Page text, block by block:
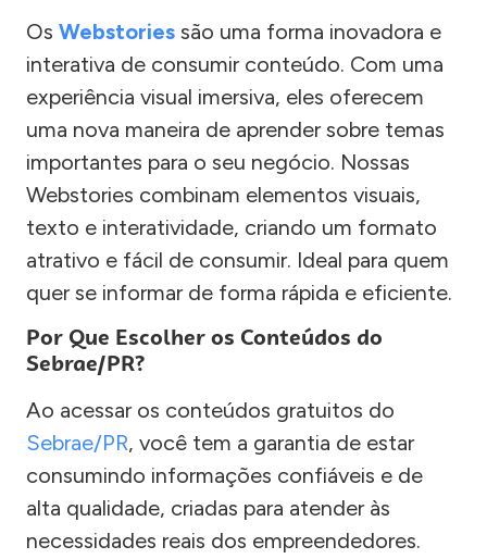
Os Webstories são uma forma inovadora e
interativa de consumir conteúdo. Com uma
experiência visual imersiva, eles oferecem
uma nova maneira de aprender sobre temas
importantes para o seu negócio. Nossas
Webstories combinam elementos visuais,
texto e interatividade, criando um formato
atrativo e fácil de consumir. Ideal para quem
quer se informar de forma rápida e eficiente.
Por Que Escolher os Conteúdos do
Sebrae/PR?
Ao acessar os conteúdos gratuitos do
Sebrae/PR, você tem a garantia de estar
consumindo informações confiáveis e de
alta qualidade, criadas para atender às
necessidades reais dos empreendedores.